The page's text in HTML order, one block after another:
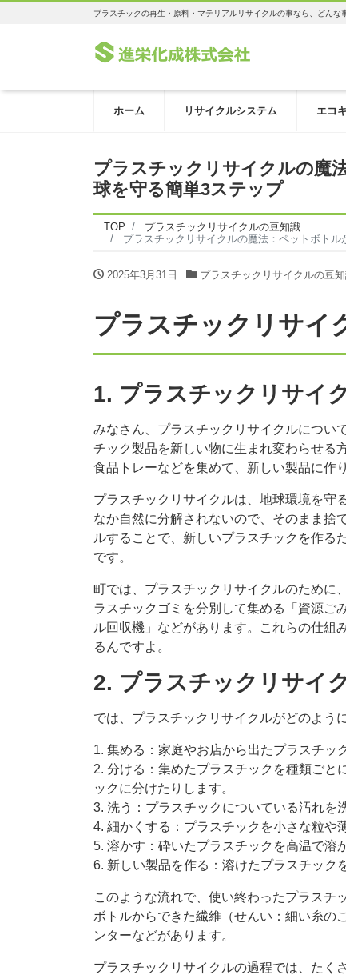
プラスチックの再生・原料・マテリアルリサイクルの事なら、どんな
ホーム リサイクルシステム エコ
プラスチックリサイクルの魔
球を守る簡単3ステップ
TOP
プラスチックリサイクルの豆知識
プラスチックリサイクルの魔法：ペットボト
2025年3月31日 プラスチックリサイクルの豆
プラスチックリサイ
1. プラスチックリサイ
みなさん、プラスチックリサイクルについ
チック製品を新しい物に生まれ変わらせる
食品トレーなどを集めて、新しい製品に作
プラスチックリサイクルは、地球環境を守
なか自然に分解されないので、そのまま捨
ルすることで、新しいプラスチックを作る
です。
町では、プラスチックリサイクルのために
ラスチックゴミを分別して集める「資源ご
ル回収機」などがあります。これらの仕組
るんですよ。
2. プラスチックリサイ
では、プラスチックリサイクルがどのよう
1. 集める：家庭やお店から出たプラスチッ
2. 分ける：集めたプラスチックを種類ごと
ックに分けたりします。
3. 洗う：プラスチックについている汚れを
4. 細かくする：プラスチックを小さな粒や
5. 溶かす：砕いたプラスチックを高温で溶
6. 新しい製品を作る：溶けたプラスチック
このような流れで、使い終わったプラスチ
ボトルからできた繊維（せんい：細い糸の
ンターなどがあります。
プラスチックリサイクルの過程では、たく